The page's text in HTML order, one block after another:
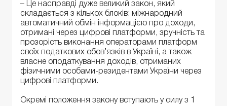
– Це насправді дуже великий закон, який
складається з кількох блоків: міжнародний
автоматичний обмін інформацією про доходи,
отримані через цифрові платформи, зручність та
прозорість виконання операторами платформ
своїх податкових обов’язків в Україні, а також
власне оподаткування доходів, отриманих
фізичними особами-резидентами України через
цифрові платформи.
Окремі положення закону вступають у силу з 1